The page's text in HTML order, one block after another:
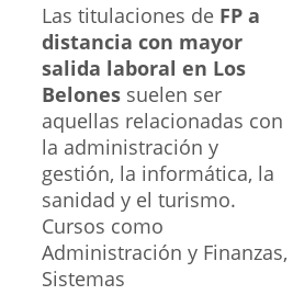
Las titulaciones de FP a
distancia con mayor
salida laboral en Los
Belones suelen ser
aquellas relacionadas con
la administración y
gestión, la informática, la
sanidad y el turismo.
Cursos como
Administración y Finanzas,
Sistemas